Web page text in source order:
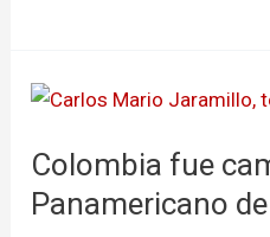
Colombia fue
Panamericano
Colombia
campeón
en